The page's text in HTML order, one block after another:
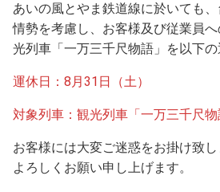
あいの風とやま鉄道線に於いても
情勢を考慮し、お客様及び従業員
光列車「一万三千尺物語」を以下の
運休日：8月31日（土）
対象列車：観光列車「一万三千尺物
お客様には大変ご迷惑をお掛け致
よろしくお願い申し上げます。